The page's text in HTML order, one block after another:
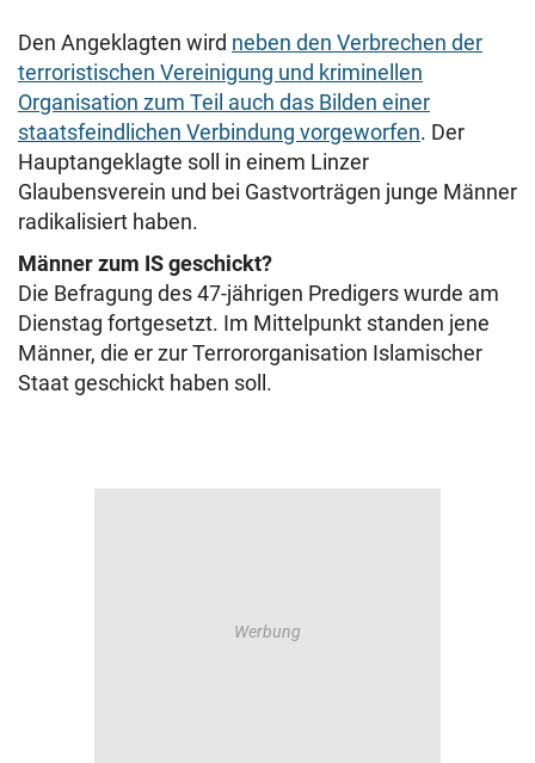
Den Angeklagten wird neben den Verbrechen der
terroristischen Vereinigung und kriminellen
Organisation zum Teil auch das Bilden einer
staatsfeindlichen Verbindung vorgeworfen. Der
Hauptangeklagte soll in einem Linzer
Glaubensverein und bei Gastvorträgen junge Männer
radikalisiert haben.
Männer zum IS geschickt?
Die Befragung des 47-jährigen Predigers wurde am
Dienstag fortgesetzt. Im Mittelpunkt standen jene
Männer, die er zur Terrororganisation Islamischer
Staat geschickt haben soll.